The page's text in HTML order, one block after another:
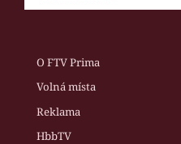
O FTV Prima
Volná místa
Reklama
HbbTV